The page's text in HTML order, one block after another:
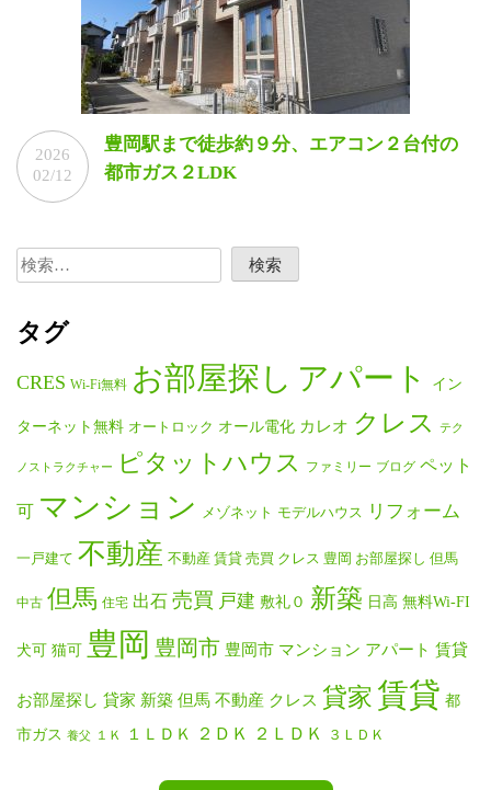
2026
02/12
豊岡駅まで徒歩約９分、エアコン２台付の
都市ガス２LDK
検
索:
タグ
CRES Wi-Fi無料 お部屋探し アパート イン
ターネット無料 オートロック オール電化 カレオ クレス テク
ノストラクチャー ピタットハウス ファミリー ブログ ペット
可 マンション メゾネット モデルハウス リフォーム
一戸建て 不動産 不動産 賃貸 売買 クレス 豊岡 お部屋探し 但馬
中古 但馬 住宅 出石 売買 戸建 敷礼０ 新築 日高 無料Wi-FI
犬可 猫可 豊岡 豊岡市 豊岡市 マンション アパート 賃貸
お部屋探し 貸家 新築 但馬 不動産 クレス 貸家 賃貸 都
市ガス 養父 １Ｋ １ＬＤＫ ２ＤＫ ２ＬＤＫ ３ＬＤＫ